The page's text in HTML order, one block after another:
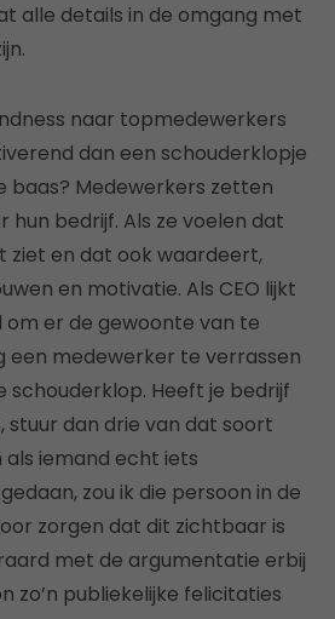
alle details in de omgang met
naar topmedewerkers
dan een schouderklopje
baas? Medewerkers zetten
hun bedrijf. Als ze voelen dat
ziet en dat ook waardeert,
en motivatie. Als CEO lijkt
er de gewoonte van te
een medewerker te verrassen
schouderklop. Heeft je bedrijf
stuur dan drie van dat soort
als iemand echt iets
zou ik die persoon in de
zorgen dat dit zichtbaar is
met de argumentatie erbij
zo’n publiekelijke felicitaties